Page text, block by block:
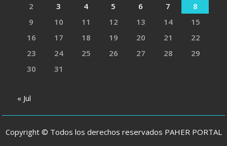
2
3 4 5 6 7
8
9
10 11 12 13 14
15
16
17 18 19 20 21
22
23
24 25 26 27 28
29
30
31
« Jul
Copyright © Todos los derechos reservados PAHER PORTAL